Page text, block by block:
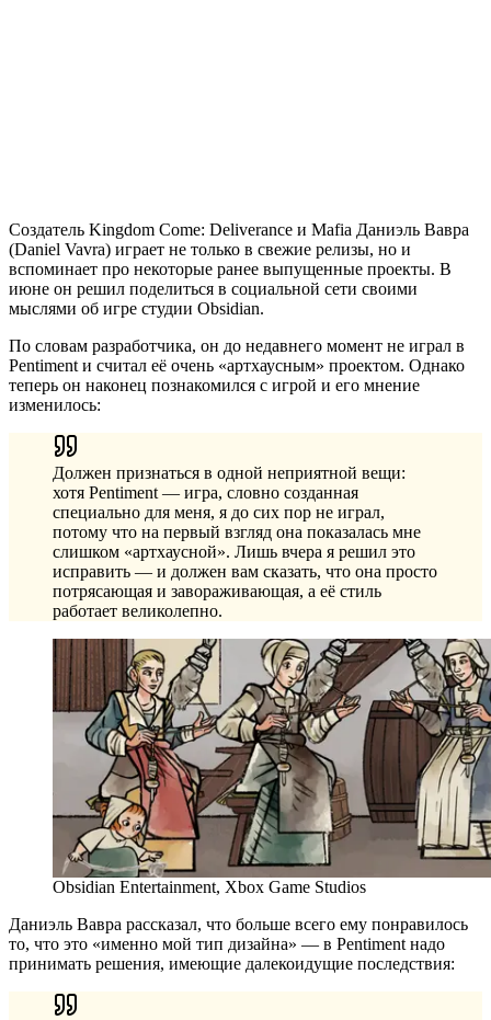
Создатель Kingdom Come: Deliverance и Mafia Даниэль Вавра
(Daniel Vavra) играет не только в свежие релизы, но и
вспоминает про некоторые ранее выпущенные проекты. В
июне он решил поделиться в социальной сети своими
мыслями об игре студии Obsidian.
По словам разработчика, он до недавнего момент не играл в
Pentiment и считал её очень «артхаусным» проектом. Однако
теперь он наконец познакомился с игрой и его мнение
изменилось:
Должен признаться в одной неприятной вещи:
хотя Pentiment — игра, словно созданная
специально для меня, я до сих пор не играл,
потому что на первый взгляд она показалась мне
слишком «артхаусной». Лишь вчера я решил это
исправить — и должен вам сказать, что она просто
потрясающая и завораживающая, а её стиль
работает великолепно.
Obsidian Entertainment, Xbox Game Studios
Даниэль Вавра рассказал, что больше всего ему понравилось
то, что это «именно мой тип дизайна» — в Pentiment надо
принимать решения, имеющие далекоидущие последствия: